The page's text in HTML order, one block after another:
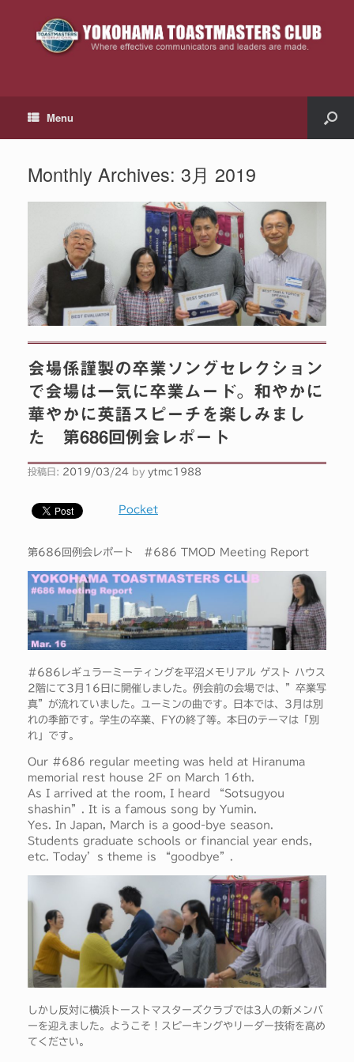
Menu
Monthly Archives: 3月 2019
会場係謹製の卒業ソングセレクション
で会場は一気に卒業ムード。和やかに
華やかに英語スピーチを楽しみまし
た 第686回例会レポート
投稿日: 2019/03/24 by ytmc1988
Pocket
第686回例会レポート #686 TMOD Meeting Report
#686レギュラーミーティングを平沼メモリアル ゲスト ハウス
2階にて3月16日に開催しました。例会前の会場では、”卒業写
真”が流れていました。ユーミンの曲です。日本では、3月は別
れの季節です。学生の卒業、FYの終了等。本日のテーマは「別
れ」です。
Our #686 regular meeting was held at Hiranuma
memorial rest house 2F on March 16th.
As I arrived at the room, I heard “Sotsugyou
shashin”. It is a famous song by Yumin.
Yes. In Japan, March is a good-bye season.
Students graduate schools or financial year ends,
etc. Today’s theme is “goodbye”.
しかし反対に横浜トーストマスターズクラブでは3人の新メンバ
ーを迎えました。ようこそ！スピーキングやリーダー技術を高め
てください。